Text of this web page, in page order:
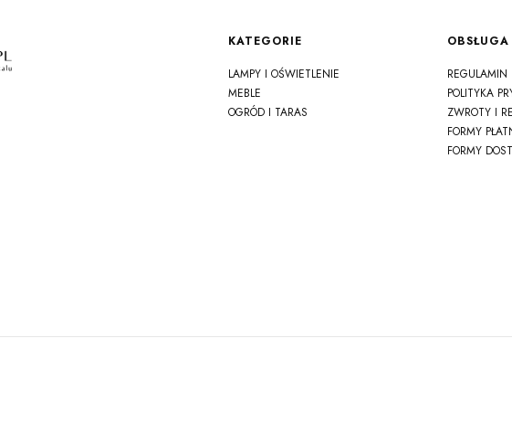
Linki w stopce
KATEGORIE
LAMPY I OŚWIETLENIE
MEBLE
OGRÓD I TARAS
REGULAMIN
POLITYKA
ZWROTY I
FORMY
FORMY